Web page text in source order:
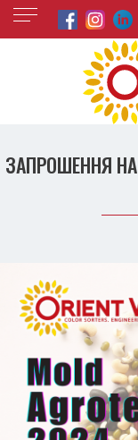
ЗАПРОШЕННЯ НА